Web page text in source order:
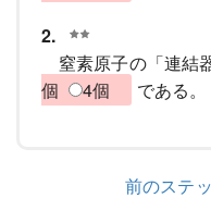
2.
窒素原子の「連結
個
4個 である。
前のステ